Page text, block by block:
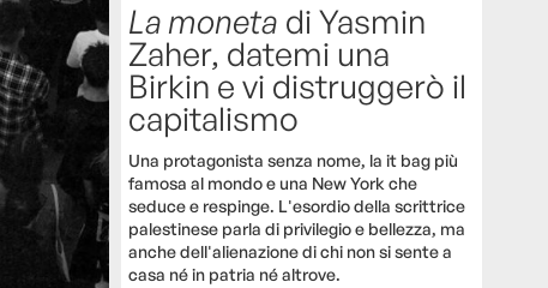
La moneta di Yasmin
Zaher, datemi una
Birkin e vi distruggerò il
capitalismo
Una protagonista senza nome, la it bag più
famosa al mondo e una New York che
seduce e respinge. L'esordio della scrittrice
palestinese parla di privilegio e bellezza, ma
anche dell'alienazione di chi non si sente a
casa né in patria né altrove.